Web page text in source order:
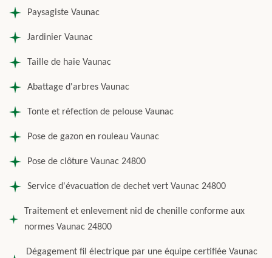
Paysagiste Vaunac
Jardinier Vaunac
Taille de haie Vaunac
Abattage d'arbres Vaunac
Tonte et réfection de pelouse Vaunac
Pose de gazon en rouleau Vaunac
Pose de clôture Vaunac 24800
Service d'évacuation de dechet vert Vaunac 24800
Traitement et enlevement nid de chenille conforme aux
normes Vaunac 24800
Dégagement fil électrique par une équipe certifiée Vaunac